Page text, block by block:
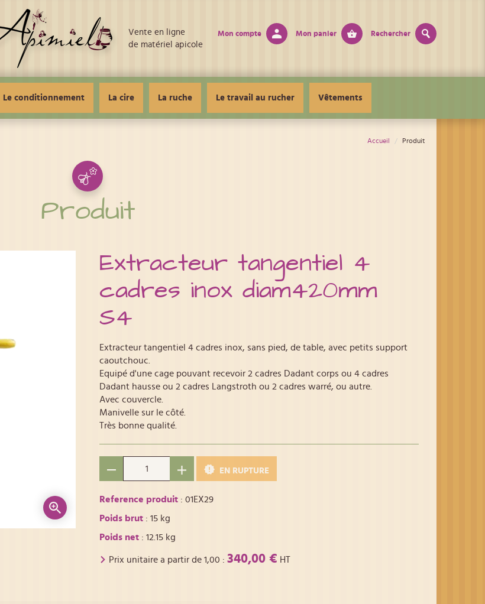
Accueil Produit
Produit
Extracteur tangentiel 4
cadres inox diam420mm
S4
Extracteur tangentiel 4 cadres inox, sans pied, de table, avec petits support
caoutchouc.
Equipé d'une cage pouvant recevoir 2 cadres Dadant corps ou 4 cadres
Dadant hausse ou 2 cadres Langstroth ou 2 cadres warré, ou autre.
Avec couvercle.
Manivelle sur le côté.
Très bonne qualité.
EN RUPTURE
Reference produit : 01EX29
Poids brut : 15 kg
Poids net : 12.15 kg
Prix unitaire a partir de 1,00 : 340,00 € HT
Vente en ligne
de matériel apicole
Mon compte Mon panier Rechercher
Le conditionnement La cire La ruche Le travail au rucher Vêtements